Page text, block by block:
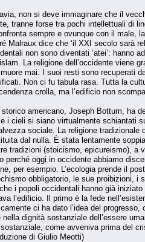
non si deve immaginare che il
tranne forse tra pochi intellettuali di
sempre e ovunque con il male,
Malraux dice che ‘il XXI secolo sarà
non sono diventati ‘atei’: hanno
La religione dell’occidente viene
mai. I suoi resti sono recuperati
Non ci fu tabula rasa. Tutta la
crolla, ma l’edificio non
storico americano, Joseph Bottum, ha
i cieli si siano virtualmente schiantati
sociale. La religione tradizionale
dal nulla. È stata lentamente
tradizioni (stoicismo, epicureismo), a
perché oggi in occidente abbiamo
per esempio. L’ecologia prende il
obbligatorio, le sue proibizioni, i
i popoli occidentali hanno già
l’edificio. Il primo è la fede
ci ha dato l’idea del
nella dignità sostanziale dell’essere
come avveniva prima del
di Giulio Meotti)